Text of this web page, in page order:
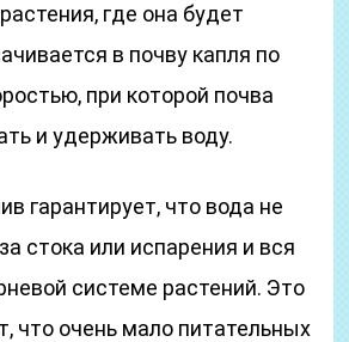
где она будет
в почву капля по
при которой почва
и удерживать воду.
гарантирует, что вода не
стока или испарения и вся
системе растений. Это
что очень мало питательных